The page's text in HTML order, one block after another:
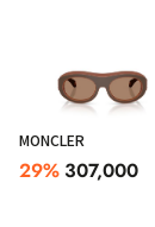
MONCLER
29% 307,000